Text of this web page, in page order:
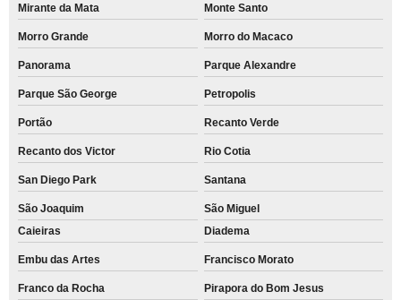
Mirante da Mata Monte Santo
Morro Grande Morro do Macaco
Panorama Parque Alexandre
Parque São George Petropolis
Portão Recanto Verde
Recanto dos Victor Rio Cotia
San Diego Park Santana
São Joaquim
São Miguel
Caieiras
Diadema
Embu das Artes Francisco Morato
Franco da Rocha Pirapora do Bom Jesus